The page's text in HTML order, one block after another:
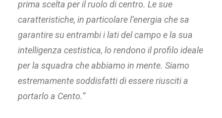
prima scelta per il ruolo di centro. Le sue
caratteristiche, in particolare l’energia che sa
garantire su entrambi i lati del campo e la sua
intelligenza cestistica, lo rendono il profilo ideale
per la squadra che abbiamo in mente. Siamo
estremamente soddisfatti di essere riusciti a
portarlo a Cento.”